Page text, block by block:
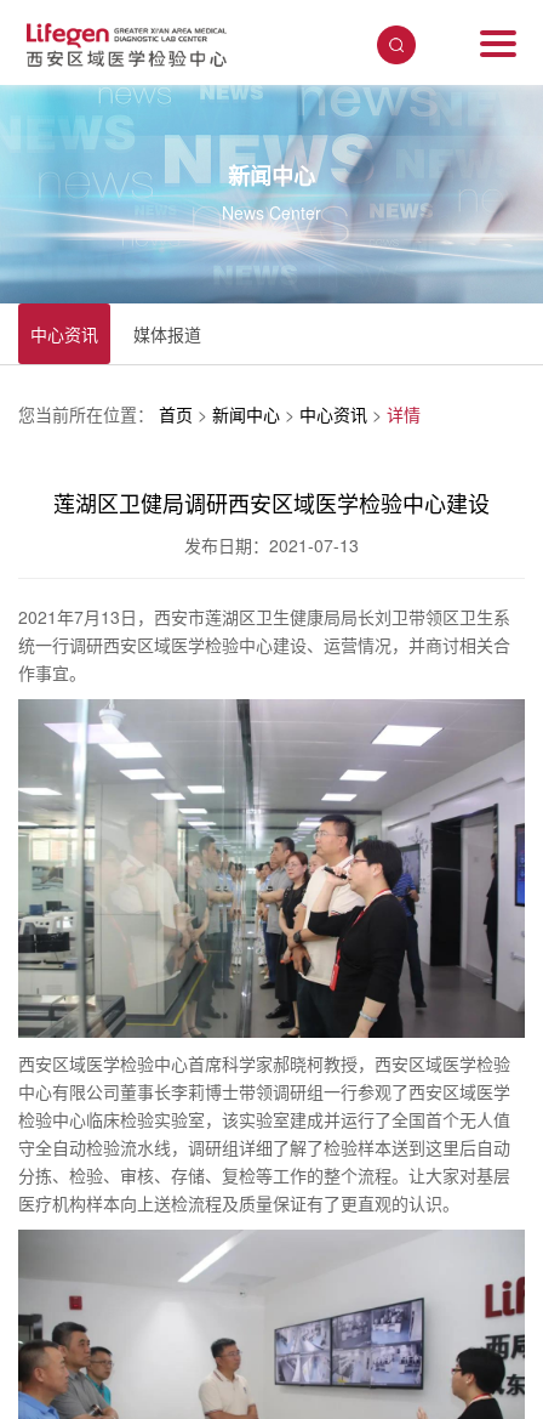
新闻中心
News Center
中心资讯 媒体报道
您当前所在位置： 首页 > 新闻中心 > 中心资讯 > 详情
莲湖区卫健局调研西安区域医学检验中心建设
发布日期：2021-07-13
2021年7月13日，西安市莲湖区卫生健康局局长刘卫带领区卫生系
统一行调研西安区域医学检验中心建设、运营情况，并商讨相关合
作事宜。
西安区域医学检验中心首席科学家郝晓柯教授，西安区域医学检验
中心有限公司董事长李莉博士带领调研组一行参观了西安区域医学
检验中心临床检验实验室，该实验室建成并运行了全国首个无人值
守全自动检验流水线，调研组详细了解了检验样本送到这里后自动
分拣、检验、审核、存储、复检等工作的整个流程。让大家对基层
医疗机构样本向上送检流程及质量保证有了更直观的认识。